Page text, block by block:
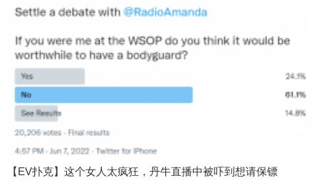
【EV扑克】这个女人太疯狂，丹牛直播中被吓到想请保镖